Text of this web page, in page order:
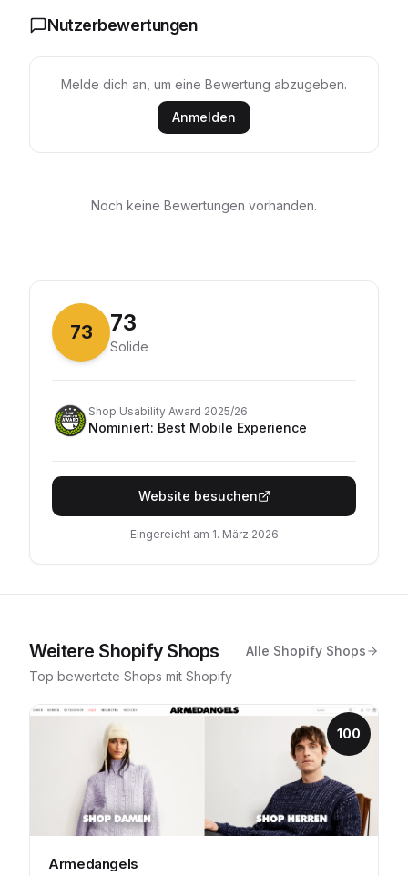
Nutzerbewertungen
Melde dich an, um eine Bewertung abzugeben.
Anmelden
Noch keine Bewertungen vorhanden.
73 73
Solide
Shop Usability Award 2025/26
Nominiert: Best Mobile Experience
Website besuchen
Eingereicht am 1. März 2026
Weitere ShopifyShops Alle Shopify Shops
Top bewertete Shops mit Shopify
100
Armedangels